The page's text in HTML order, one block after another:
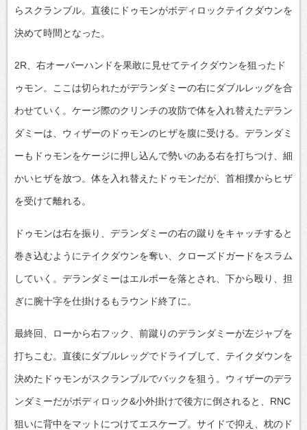
らスクランブル。直後にドゥモンがボディロックテイクダウンを
決めて時間となった。
2R、右オーバーハンドを果敢に見せてテイクダウンを狙ったド
ゥモン。ここは切られたがデランダミーの右にダブルレッグを合
わせていく。ケージ際のクリンチの攻防で体を入れ替えたデラン
ダミーは、ウィザーのドゥモンのヒザを腹に受ける。デランダミ
ーもドゥモンをケージに押し込んで勢いのある右を打ちつけ、細
かいヒザを放つ。体を入れ替えたドゥモンだが、首相撲からヒザ
を受けて離れる。
ドゥモンは右を振り、デランダミーの右の蹴りをキャッチすると
巻き込むようにテイクダウンを奪い、クローズドガードをスラム
していく。デランダミーはエルボーを落とされ、下から殴り、担
ぎに腕十字を仕掛けるもラウンド終了に。
最終回、ローから右フック、前蹴りのデランダミーが左ジャブを
打ちこむ。直後にダブルレッグでドライブして、テイクダウンを
決めたドゥモンがスクランブルでバックを狙う。ウィザーのデラ
ンダミーだがボディロック&小外掛けで後方に倒されると、RNC
狙いに背中をマットにつけてエスケープ。サイドで抑え、枕のド